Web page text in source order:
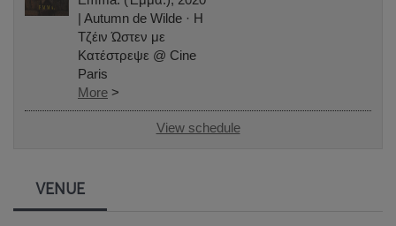
| Autumn de Wilde · Η
Τζέιν Ώστεν με
Κατέστρεψε @ Cine
Paris
More >
View schedule
VENUE